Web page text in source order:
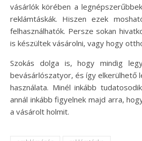
vásárlók körében a
reklámtáskák. Hiszen ezek
felhasználhatók. Persze sokan
is készültek vásárolni, vagy hogy
Szokás dolga is, hogy mindig
bevásárlószatyor, és így elkerülhető
használata. Minél inkább
annál inkább figyelnek majd arra,
a vásárolt holmit.